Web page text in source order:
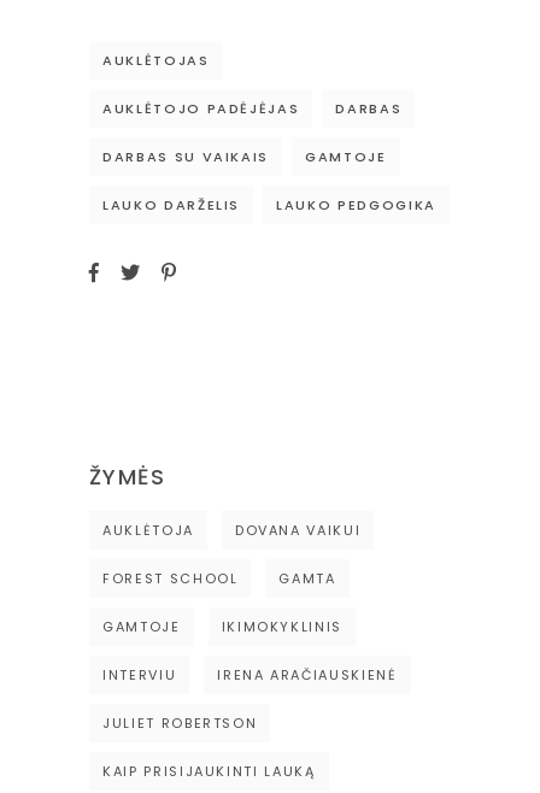
AUKLĖTOJAS
AUKLĖTOJO PADĖJĖJAS DARBAS
DARBAS SU VAIKAIS GAMTOJE
LAUKO DARŽELIS LAUKO PEDGOGIKA
ŽYMĖS
AUKLĖTOJA DOVANA VAIKUI
FOREST SCHOOL GAMTA
GAMTOJE IKIMOKYKLINIS
INTERVIU IRENA ARAČIAUSKIENĖ
JULIET ROBERTSON
KAIP PRISIJAUKINTI LAUKĄ